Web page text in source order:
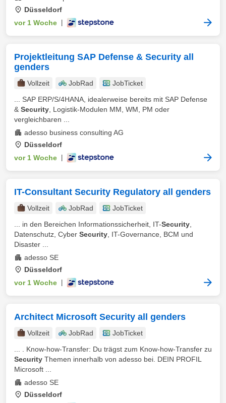
Düsseldorf
vor 1 Woche
Projektleitung SAP Defense & Security all
genders
Vollzeit JobRad
JobTicket
... SAP ERP/S/4HANA, idealerweise bereits mit SAP Defense
& Security , Logistik-Modulen MM, WM, PM oder
vergleichbaren ...
adesso business consulting AG
Düsseldorf
vor 1 Woche
IT-Consultant Security Regulatory all genders
Vollzeit JobRad
JobTicket
... in den Bereichen Informationssicherheit, IT-Security
Datenschutz, Cyber Security , IT-Governance, BCM und
Disaster ...
adesso SE
Düsseldorf
vor 1 Woche
Architect Microsoft Security all genders
Vollzeit JobRad
JobTicket
... . Know-how-Transfer: Du trägst zum Know-how-Transfer zu
Security Themen innerhalb von adesso bei. DEIN PROFIL
Microsoft ...
adesso SE
Düsseldorf